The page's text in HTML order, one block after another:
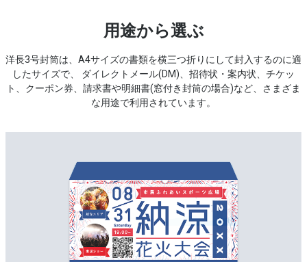
用途から選ぶ
洋長3号封筒は、A4サイズの書類を横三つ折りにして封入するのに適
したサイズで、
ダイレクトメール(DM)、招待状・案内状、チケッ
ト、クーポン券、請求書や明細書(窓付き封筒の場合)など、さまざま
な用途で利用されています。